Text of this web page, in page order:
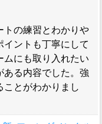
トの練習とわかりや
ントも丁寧にして
ムにも取り入れたい
ある内容でした。強
ことがわかりまし